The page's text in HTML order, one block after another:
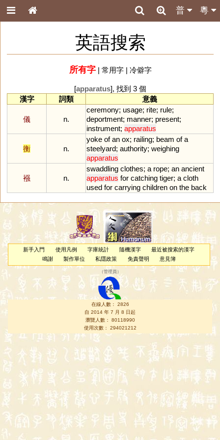
粵
普
英語搜索
所有字| 常用字| 冷僻字
[apparatus], 找到 3 個
漢字
詞類 意義
儀 n.
ceremony; usage; rite; rule;
deportment; manner; present;
instrument; apparatus
衡 n.
yoke of an ox; railing; beam of a
steelyard; authority; weighing
apparatus
襁 n.
swaddling clothes; a rope; an ancient
apparatus for catching tiger; a cloth
used for carrying children on the back
新手入門 使用凡例 字庫統計 隨機漢字
最近被搜索的漢字
鳴謝
製作單位 私隱政策 免責聲明 意見簿
（管理員 ）
在線人數： 2826
自 2014 年 7 月 8 日起
瀏覽人數： 80118990
使用次數： 294021212